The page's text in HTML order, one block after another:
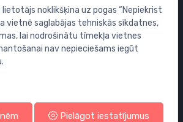
sistēmas
noklikšķina uz pogas “Nepiekrist
vietnē saglabājas tehniskās sīkdatnes,
lai nodrošinātu tīmekļa vietnes
nav nepieciešams iegūt
Pielāgot iestatījumus